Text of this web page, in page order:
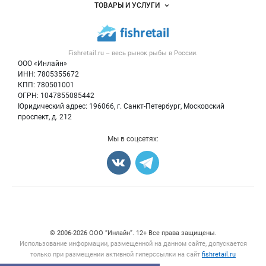
Fishretail.ru – весь рынок рыбы в России.
ООО «Инлайн»
ИНН: 7805355672
КПП: 780501001
ОГРН: 1047855085442
Юридический адрес: 196066, г. Санкт-Петербург, Московский
проспект, д. 212
Размещение рекламы
Публичная оферта
Контактная информация
Политика обработки персональных данных
Новости рынка
Блог
ТОВАРЫ И УСЛУГИ
Рыба
Икра
Мы в соцсетях:
© 2006‑2026 ООО “Инлайн”. 12+ Все права защищены.
Использование информации, размещенной на данном сайте, допускается
только при размещении активной гиперссылки на сайт fishretail.ru